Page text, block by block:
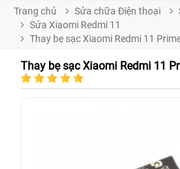
Trang chủ Sửa chữa Điện thoại
Sửa Xiaomi Redmi 11
Thay bẹ sạc Xiaomi Redmi 11
Thay bẹ sạc Xiaomi Redmi 11